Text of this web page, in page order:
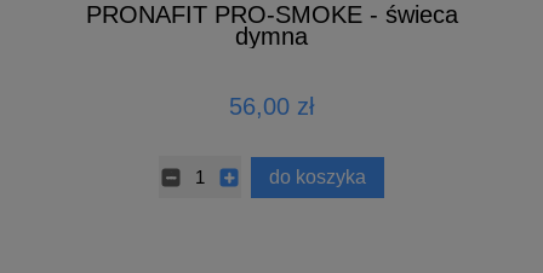
PRONAFIT PRO-SMOKE - świeca
dymna
56,00 zł
do koszyka